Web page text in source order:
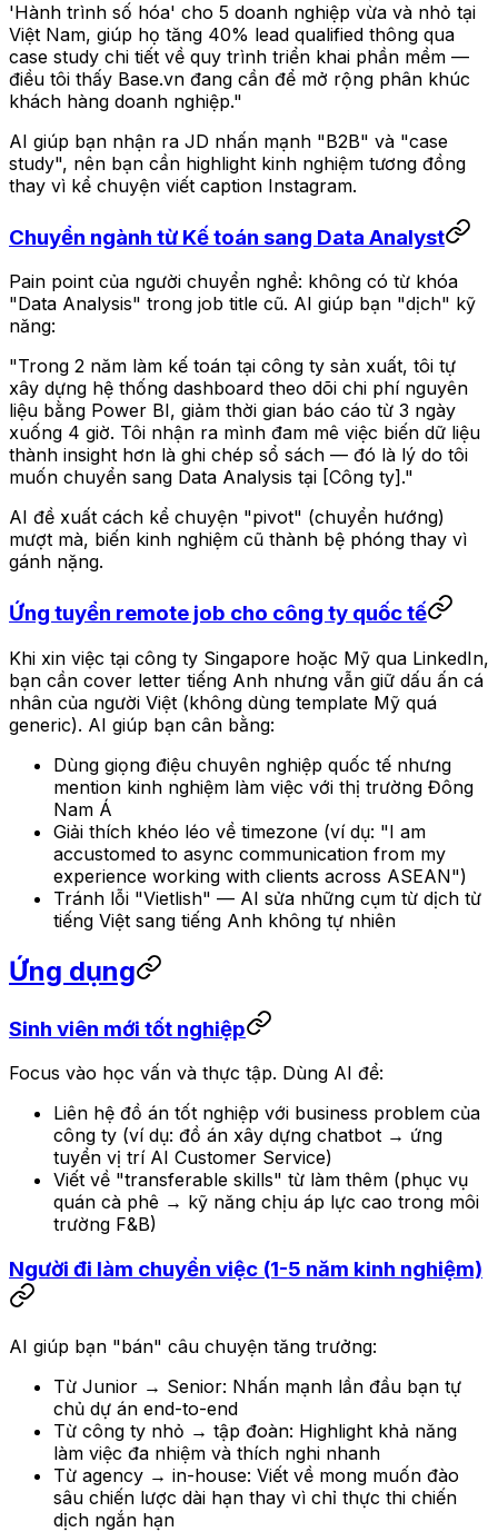
'Hành trình số hóa' cho 5 doanh nghiệp vừa và nhỏ tại
Việt Nam, giúp họ tăng 40% lead qualified thông qua
case study chi tiết về quy trình triển khai phần mềm —
điều tôi thấy Base.vn đang cần để mở rộng phân khúc
khách hàng doanh nghiệp."
AI giúp bạn nhận ra JD nhấn mạnh "B2B" và "case
study", nên bạn cần highlight kinh nghiệm tương đồng
thay vì kể chuyện viết caption Instagram.
Chuyển ngành từ Kế toán sang Data Analyst
Pain point của người chuyển nghề: không có từ khóa
"Data Analysis" trong job title cũ. AI giúp bạn "dịch" kỹ
năng:
"Trong 2 năm làm kế toán tại công ty sản xuất, tôi tự
xây dựng hệ thống dashboard theo dõi chi phí nguyên
liệu bằng Power BI, giảm thời gian báo cáo từ 3 ngày
xuống 4 giờ. Tôi nhận ra mình đam mê việc biến dữ liệu
thành insight hơn là ghi chép sổ sách — đó là lý do tôi
muốn chuyển sang Data Analysis tại [Công ty]."
AI đề xuất cách kể chuyện "pivot" (chuyển hướng)
mượt mà, biến kinh nghiệm cũ thành bệ phóng thay vì
gánh nặng.
Ứng tuyển remote job cho công ty quốc tế
Khi xin việc tại công ty Singapore hoặc Mỹ qua LinkedIn,
bạn cần cover letter tiếng Anh nhưng vẫn giữ dấu ấn cá
nhân của người Việt (không dùng template Mỹ quá
generic). AI giúp bạn cân bằng:
Dùng giọng điệu chuyên nghiệp quốc tế nhưng
mention kinh nghiệm làm việc với thị trường Đông
Nam Á
Giải thích khéo léo về timezone (ví dụ: "I am
accustomed to async communication from my
experience working with clients across ASEAN")
Tránh lỗi "Vietlish" — AI sửa những cụm từ dịch từ
tiếng Việt sang tiếng Anh không tự nhiên
Ứng dụng
Sinh viên mới tốt nghiệp
Focus vào học vấn và thực tập. Dùng AI để:
Liên hệ đồ án tốt nghiệp với business problem của
công ty (ví dụ: đồ án xây dựng chatbot → ứng
tuyển vị trí AI Customer Service)
Viết về "transferable skills" từ làm thêm (phục vụ
quán cà phê → kỹ năng chịu áp lực cao trong môi
trường F&B)
Người đi làm chuyển việc (1-5 năm kinh nghiệm)
AI giúp bạn "bán" câu chuyện tăng trưởng:
Từ Junior → Senior: Nhấn mạnh lần đầu bạn tự
chủ dự án end-to-end
Từ công ty nhỏ → tập đoàn: Highlight khả năng
làm việc đa nhiệm và thích nghi nhanh
Từ agency → in-house: Viết về mong muốn đào
sâu chiến lược dài hạn thay vì chỉ thực thi chiến
dịch ngắn hạn